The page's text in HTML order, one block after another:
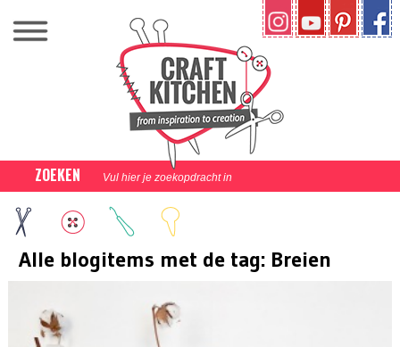
ZOEKEN
Alle blogitems met de tag: Breien